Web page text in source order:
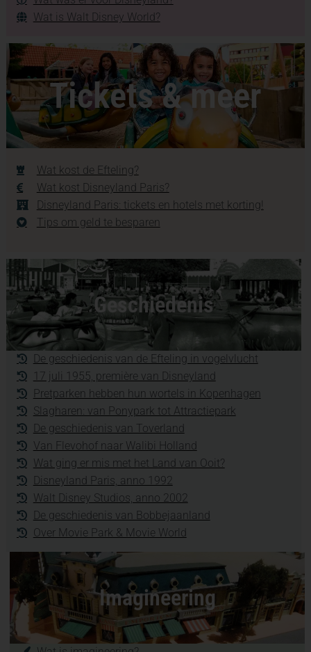
Wat is Walt Disney World?
Tickets & meer
Wat kost de Efteling?
Wat kost Disneyland Paris?
Disneyland Paris: tickets en hotels met korting!
Tips om geld te besparen
Geschiedenis
De geschiedenis van de Efteling in vogelvlucht
17 juli 1955, première van Disneyland
Pretparken hebben hun wortels in Kopenhagen
Slagharen: van Ponypark tot Attractiepark
De geschiedenis van Toverland
Van Flevohof naar Walibi Holland
Wat ging er mis met het Land van Ooit?
Disneyland Paris, anno 1992
Walt Disney Studios, anno 2002
De geschiedenis van Bobbejaanland
Over Movie Park & Movie World
Imagineering